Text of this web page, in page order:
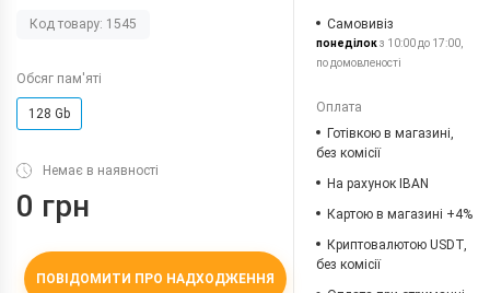
Код товару: 1545
Обсяг пам'яті
128 Gb
Немає в наявності
0 грн
ПОВІДОМИТИ ПРО НАДХОДЖЕННЯ
Самовивіз
понеділокз 10:00 до 17:00,
по домовленості
Оплата
Готівкою в магазині,
без комісії
На рахунок IBAN
Картою в магазині +4%
Криптовалютою USDT,
без комісії